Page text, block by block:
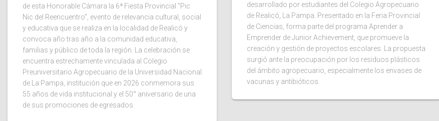
de esta Honorable Cámara la 6ª Fiesta Provincial “Pic
Nic del Reencuentro”, evento de relevancia cultural, social
y educativa que se realiza en la localidad de Realicó y
convoca año tras año a la comunidad educativa,
familias y público de toda la región. La celebración se
encuentra estrechamente vinculada al Colegio
Preuniversitario Agropecuario de la Universidad Nacional
de La Pampa, institución que en 2026 conmemora sus
55 años de vida institucional y el 50° aniversario de una
de sus promociones de egresados.
desarrollado por estudiantes del Colegio Agropecuario
de Realicó, La Pampa. Presentado en la Feria Provincial
de Ciencias, forma parte del programa Aprender a
Emprender de Junior Achievement, que promueve la
creación y gestión de proyectos escolares. La propuesta
surgió ante la preocupación por los residuos plásticos
del ámbito agropecuario, especialmente los envases de
vacunas y antibióticos.